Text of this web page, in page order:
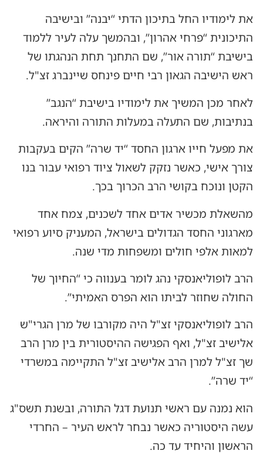
את לימודיו החל בתיכון הדתי “יבנה” ובישיבה
התיכונית “פרחי אהרון”, ובהמשך עלה לעיר ללמוד
בישיבת “תורה אור”, שם התחנך תחת הנהגתו של
ראש הישיבה הגאון רבי חיים פינחס שיינברג זצ"ל.
לאחר מכן המשיך את לימודיו בישיבת “הנגב”
בנתיבות, שם התעלה במעלות התורה והיראה.
את מפעל חייו ארגון החסד “יד שרה” הקים בעקבות
צורך אישי, כאשר נזקק לשאול ציוד רפואי עבור בנו
הקטן ונוכח בקושי הרב הכרוך בכך.
מהשאלת מכשיר אדים אחד לשכנים, צמח אחד
מארגוני החסד הגדולים בישראל, המעניק סיוע רפואי
למאות אלפי חולים ומשפחות מדי שנה.
הרב לופוליאנסקי נהג לומר בענווה כי “החיוך של
החולה שחוזר לביתו הוא הפרס האמיתי”.
הרב לופוליאנסקי זצ"ל היה מקורבו של מרן הגרי"ש
אלישיב זצ"ל, ואף הפגישה ההיסטורית בין מרן הרב
שך זצ"ל למרן הרב אלישיב זצ"ל התקיימה במשרדי
“יד שרה”.
הוא נמנה עם ראשי תנועת דגל התורה, ובשנת תשס"ג
עשה היסטוריה כאשר נבחר לראש העיר – החרדי
הראשון והיחיד עד כה.